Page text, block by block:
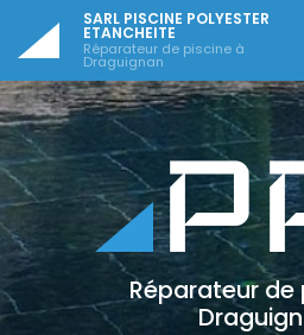
contenu
principal
SARL PISCINE POLYESTER
ETANCHEITE
Réparateur de piscine à
Draguignan
Réparateur de